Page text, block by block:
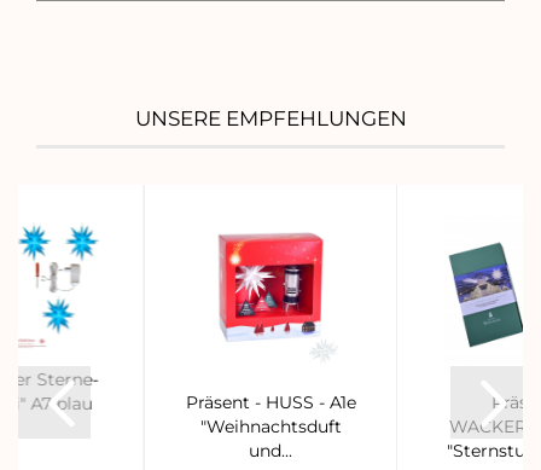
UNSERE EMPFEHLUNGEN
Sterne-
A7 blau
Präsent - HUSS - A1e
"Weihnachtsduft
und...